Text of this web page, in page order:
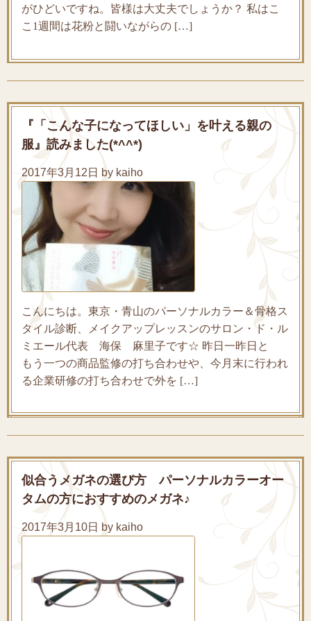
がひどいですね。皆様は大丈夫でしょうか？ 私はこ
こ1週間は花粉と闘いながらの […]
『「こんな子になってほしい」を叶える親の
服』読みました(*^^*)
2017年3月12日 by kaiho
こんにちは。東京・青山のパーソナルカラー＆骨格ス
タイル診断、メイクアップレッスンのサロン・ド・ル
ミエール代表 海保 麻里子です☆ 昨日一昨日と
もう一つの商品監修の打ち合わせや、今月末に行われ
る企業研修の打ち合わせで外を […]
似合うメガネの選び方 パーソナルカラーオー
タムの方におすすめのメガネ♪
2017年3月10日 by kaiho